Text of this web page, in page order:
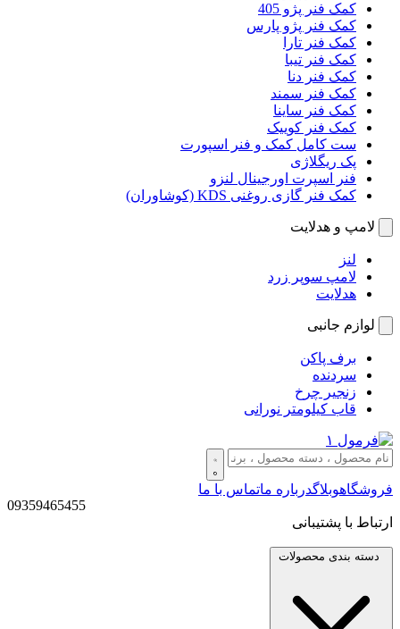
کمک فنر پژو 405
کمک فنر پژو پارس
کمک فنر تارا
کمک فنر تیبا
کمک فنر دنا
کمک فنر سمند
کمک فنر ساینا
کمک فنر کوییک
ست کامل کمک و فنر اسپورت
پک ریگلاژی
فنر اسپرت اورجینال لنزو
کمک فنر گازی روغنی KDS (کوشاوران)
لامپ و هدلایت
لنز
لامپ سوپر زرد
هدلایت
لوازم جانبی
برف پاکن
سردنده
زنجیر چرخ
قاب کیلومتر نورانی
فروشگاهوبلاگدرباره ماتماس با ما
09359465455
ارتباط با پشتیبانی
دسته بندی محصولات